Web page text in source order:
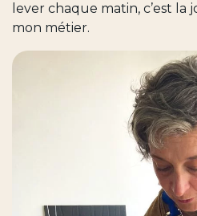
lever chaque matin, c’est la
mon métier.